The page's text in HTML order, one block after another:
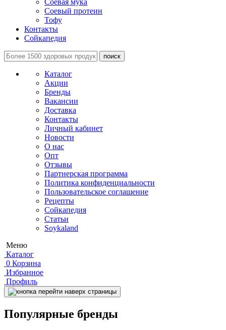
Соевый протеин
Тофу
Контакты
Сойкапедия
поиск
Каталог
Акции
Бренды
Вакансии
Доставка
Контакты
Личный кабинет
Новости
О нас
Опт
Отзывы
Партнерская программа
Политика конфиденциальности
Пользовательское соглашение
Рецепты
Сойкапедия
Статьи
Soykaland
Меню
Каталог
0 Корзина
Избранное
Профиль
Популярные бренды